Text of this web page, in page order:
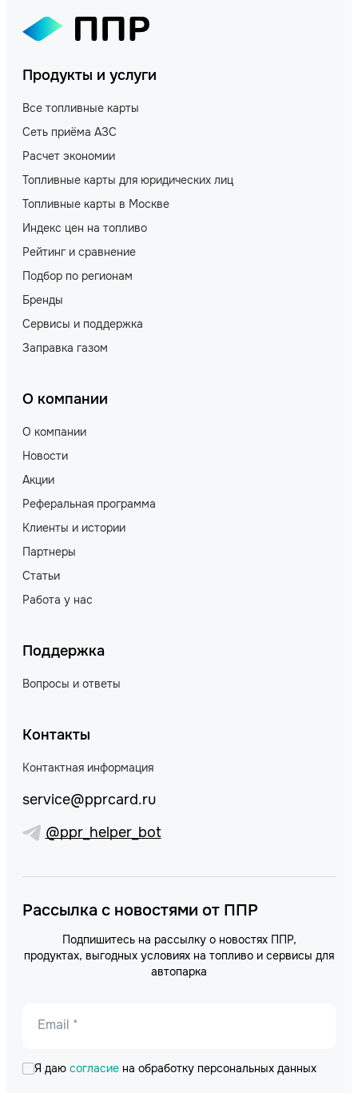
Продукты и услуги
Все топливные карты
Сеть приёма АЗС
Расчет экономии
Топливные карты для юридических лиц
Топливные карты в Москве
Индекс цен на топливо
Рейтинг и сравнение
Подбор по регионам
Бренды
Сервисы и поддержка
Заправка газом
О компании
О компании
Новости
Акции
Реферальная программа
Клиенты и истории
Партнеры
Статьи
Работа у нас
Поддержка
Вопросы и ответы
Контакты
Контактная информация
service@pprcard.ru
@ppr_helper_bot
Рассылка с новостями от ППР
Подпишитесь на рассылку о новостях ППР,
продуктах, выгодных условиях на топливо и сервисы для
автопарка
Email *
Я даю согласие на обработку персональных данных